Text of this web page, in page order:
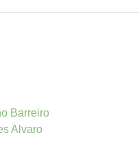
Barreiro
Alvaro